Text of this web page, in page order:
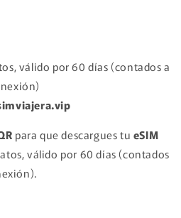
válido por 60 días (contados a
para que descargues tu eSIM
válido por 60 días (contados